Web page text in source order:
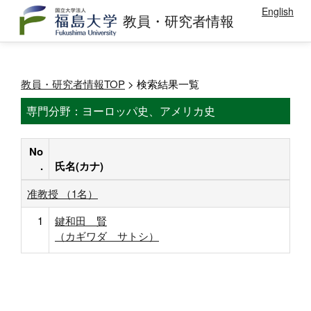
教員・研究者情報 English
教員・研究者情報TOP > 検索結果一覧
専門分野：ヨーロッパ史、アメリカ史
No
.
氏名(カナ)
准教授 （1名）
1
鍵和田 賢
（カギワダ サトシ）